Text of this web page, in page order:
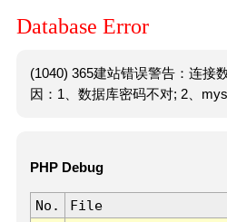
Database Error
(1040) 365建站错误警告：连接
因：1、数据库密码不对; 2、
PHP Debug
No. File